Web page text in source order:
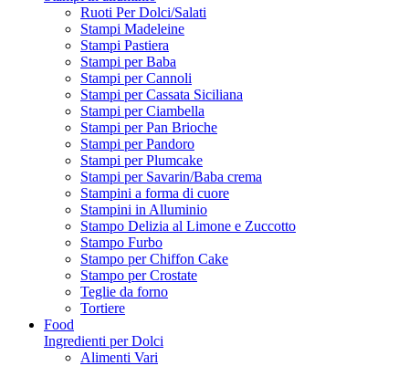
Ruoti Per Dolci/Salati
Stampi Madeleine
Stampi Pastiera
Stampi per Baba
Stampi per Cannoli
Stampi per Cassata Siciliana
Stampi per Ciambella
Stampi per Pan Brioche
Stampi per Pandoro
Stampi per Plumcake
Stampi per Savarin/Baba crema
Stampini a forma di cuore
Stampini in Alluminio
Stampo Delizia al Limone e Zuccotto
Stampo Furbo
Stampo per Chiffon Cake
Stampo per Crostate
Teglie da forno
Tortiere
Food
Ingredienti per Dolci
Alimenti Vari